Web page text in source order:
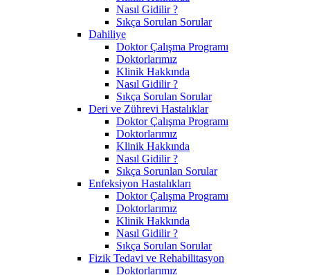
Nasıl Gidilir ?
Sıkça Sorulan Sorular
Dahiliye
Doktor Çalışma Programı
Doktorlarımız
Klinik Hakkında
Nasıl Gidilir ?
Sıkça Sorulan Sorular
Deri ve Zührevi Hastalıklar
Doktor Çalışma Programı
Doktorlarımız
Klinik Hakkında
Nasıl Gidilir ?
Sıkça Sorunlan Sorular
Enfeksiyon Hastalıkları
Doktor Çalışma Programı
Doktorlarımız
Klinik Hakkında
Nasıl Gidilir ?
Sıkça Sorulan Sorular
Fizik Tedavi ve Rehabilitasyon
Doktorlarımız